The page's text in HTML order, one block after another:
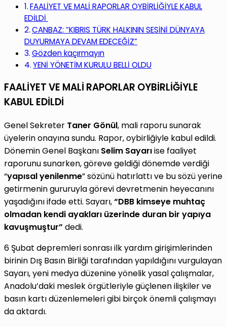
FAALİYET VE MALİ RAPORLAR OYBİRLİĞİYLE KABUL
EDİLDİ
CANBAZ: “KIBRIS TÜRK HALKININ SESİNİ DÜNYAYA
DUYURMAYA DEVAM EDECEĞİZ”
Gözden kaçırmayın
YENİ YÖNETİM KURULU BELLİ OLDU
FAALİYET VE MALİ RAPORLAR OYBİRLİĞİYLE
KABUL EDİLDİ
Genel Sekreter Taner Gönül, mali raporu sunarak
üyelerin onayına sundu. Rapor, oybirliğiyle kabul edildi.
Dönemin Genel Başkanı Selim Sayarıise faaliyet
raporunu sunarken, göreve geldiği dönemde verdiği
“yapısal yenilenme” sözünü hatırlattı ve bu sözü yerine
getirmenin gururuyla görevi devretmenin heyecanını
yaşadığını ifade etti. Sayarı,“DBB kimseye muhtaç
olmadan kendi ayakları üzerinde duran bir yapıya
kavuşmuştur” dedi.
6 Şubat depremleri sonrası ilk yardım girişimlerinden
birinin Dış Basın Birliği tarafından yapıldığını vurgulayan
Sayarı, yeni medya düzenine yönelik yasal çalışmalar,
Anadolu’daki meslek örgütleriyle güçlenen ilişkiler ve
basın kartı düzenlemeleri gibi birçok önemli çalışmayı
da aktardı.